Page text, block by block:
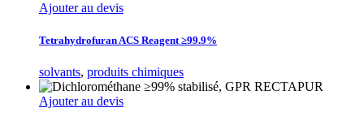
Ajouter au devis
Tetrahydrofuran ACS Reagent ≥99.9%
solvants, produits chimiques
Ajouter au devis